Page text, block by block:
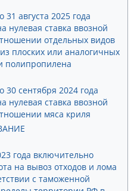
31 августа 2025 года
нулевая ставка ввозной
отдельных видов
плоских или аналогичных
полипропилена
30 сентября 2024 года
нулевая ставка ввозной
мяса криля
года включительно
на вывоз отходов и лома
с таможенной